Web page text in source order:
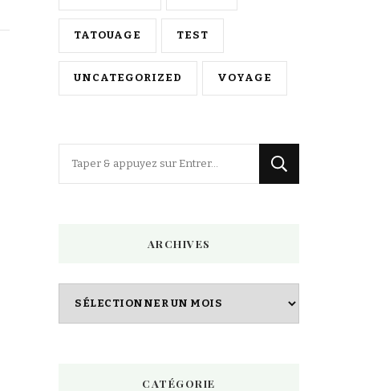
TATOUAGE TEST
UNCATEGORIZED VOYAGE
ARCHIVES
Archives
CATÉGORIE